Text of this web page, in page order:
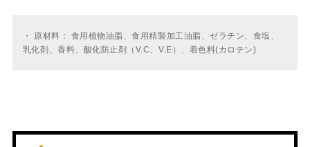
・
原材料： 食用植物油脂、食用精製加工油脂、ゼラチン、食塩、
乳化剤、香料、酸化防止剤（V.C、V.E）、着色料(カロテン)